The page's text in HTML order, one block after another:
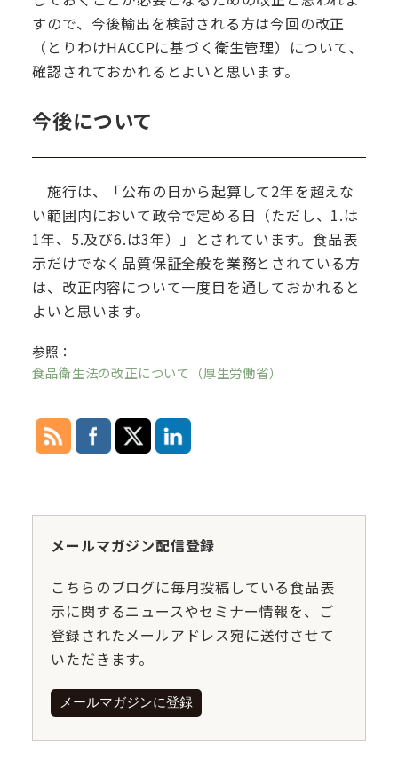
すので、今後輸出を検討される方は今回の改正
（とりわけHACCPに基づく衛生管理）について、
確認されておかれるとよいと思います。
今後について
施行は、「公布の日から起算して2年を超えな
い範囲内において政令で定める日（ただし、1.は
1年、5.及び6.は3年）」とされています。食品表
示だけでなく品質保証全般を業務とされている方
は、改正内容について一度目を通しておかれると
よいと思います。
参照：
食品衛生法の改正について（厚生労働省）
メールマガジン配信登録
こちらのブログに毎月投稿している食品表
示に関するニュースやセミナー情報を、ご
登録されたメールアドレス宛に送付させて
いただきます。
メールマガジンに登録